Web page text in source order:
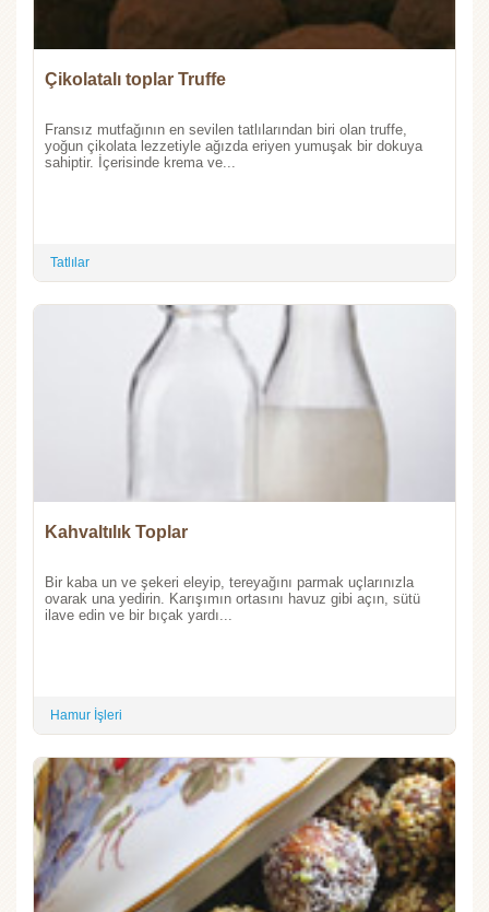
Çikolatalı toplar Truffe
Fransız mutfağının en sevilen tatlılarından biri olan truffe,
yoğun çikolata lezzetiyle ağızda eriyen yumuşak bir dokuya
sahiptir. İçerisinde krema ve...
Tatlılar
Kahvaltılık Toplar
Bir kaba un ve şekeri eleyip, tereyağını parmak uçlarınızla
ovarak una yedirin. Karışımın ortasını havuz gibi açın, sütü
ilave edin ve bir bıçak yardı...
Hamur İşleri